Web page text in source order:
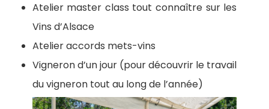
Atelier master class tout connaître sur les
Vins d’Alsace
Atelier accords mets-vins
Vigneron d’un jour (pour découvrir le travail
du vigneron tout au long de l’année)